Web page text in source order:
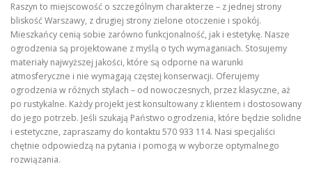
Raszyn to miejscowość o szczególnym charakterze – z jednej strony
bliskość Warszawy, z drugiej strony zielone otoczenie i spokój.
Mieszkańcy cenią sobie zarówno funkcjonalność, jak i estetykę. Nasze
ogrodzenia są projektowane z myślą o tych wymaganiach. Stosujemy
materiały najwyższej jakości, które są odporne na warunki
atmosferyczne i nie wymagają częstej konserwacji. Oferujemy
ogrodzenia w różnych stylach – od nowoczesnych, przez klasyczne, aż
po rustykalne. Każdy projekt jest konsultowany z klientem i dostosowany
do jego potrzeb. Jeśli szukają Państwo ogrodzenia, które będzie solidne
i estetyczne, zapraszamy do kontaktu 570 933 114. Nasi specjaliści
chętnie odpowiedzą na pytania i pomogą w wyborze optymalnego
rozwiązania.